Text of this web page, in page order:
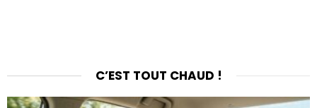
C’EST TOUT CHAUD !